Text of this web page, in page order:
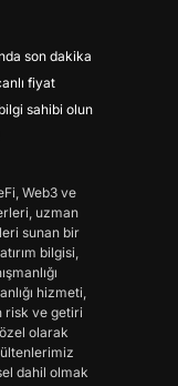
son dakika
fiyat
sahibi olun
Web3 ve
uzman
sunan bir
bilgisi,
hizmeti,
risk ve getiri
olarak
dahil olmak